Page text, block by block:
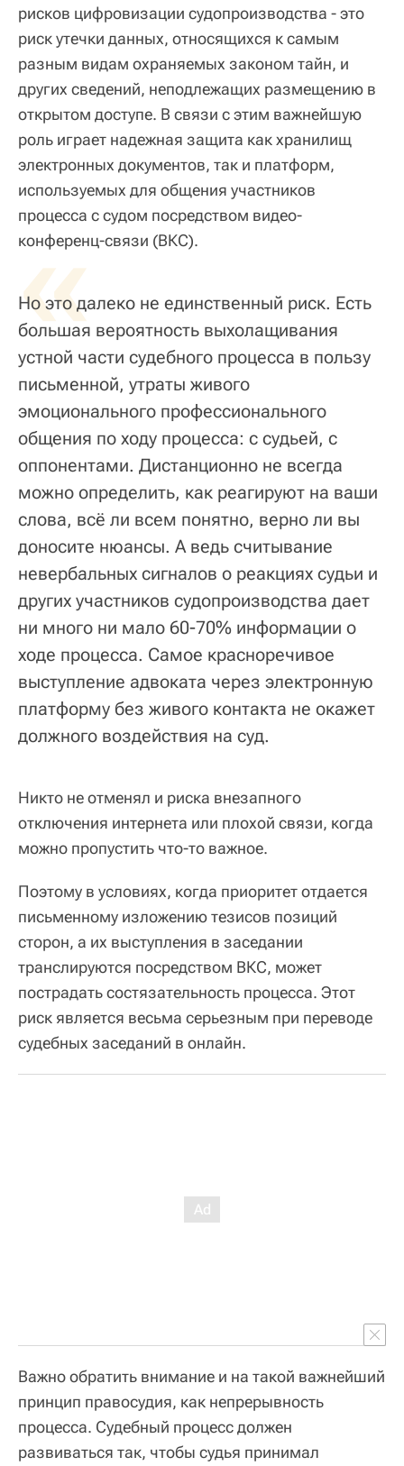
рисков цифровизации судопроизводства - это
риск утечки данных, относящихся к самым
разным видам охраняемых законом тайн, и
других сведений, неподлежащих размещению в
открытом доступе. В связи с этим важнейшую
роль играет надежная защита как хранилищ
электронных документов, так и платформ,
используемых для общения участников
процесса с судом посредством видео-
конференц-связи (ВКС).
«
Но это далеко не единственный риск. Есть
большая вероятность выхолащивания
устной части судебного процесса в пользу
письменной, утраты живого
эмоционального профессионального
общения по ходу процесса: с судьей, с
оппонентами. Дистанционно не всегда
можно определить, как реагируют на ваши
слова, всё ли всем понятно, верно ли вы
доносите нюансы. А ведь считывание
невербальных сигналов о реакциях судьи и
других участников судопроизводства дает
ни много ни мало 60-70% информации о
ходе процесса. Самое красноречивое
выступление адвоката через электронную
платформу без живого контакта не окажет
должного воздействия на суд.
Никто не отменял и риска внезапного
отключения интернета или плохой связи, когда
можно пропустить что-то важное.
Поэтому в условиях, когда приоритет отдается
письменному изложению тезисов позиций
сторон, а их выступления в заседании
транслируются посредством ВКС, может
пострадать состязательность процесса. Этот
риск является весьма серьезным при переводе
судебных заседаний в онлайн.
Важно обратить внимание и на такой важнейший
принцип правосудия, как непрерывность
процесса. Судебный процесс должен
развиваться так, чтобы судья принимал